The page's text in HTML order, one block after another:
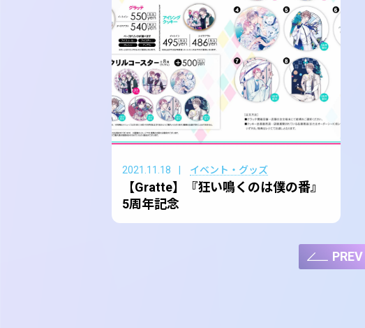
2021.11.18 イベント・グッズ
【Gratte】『狂い鳴くのは僕の番』
5周年記念
PREV